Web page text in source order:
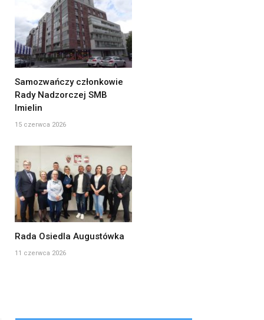
Samozwańczy członkowie
Rady Nadzorczej SMB
Imielin
15 czerwca 2026
Rada Osiedla Augustówka
11 czerwca 2026